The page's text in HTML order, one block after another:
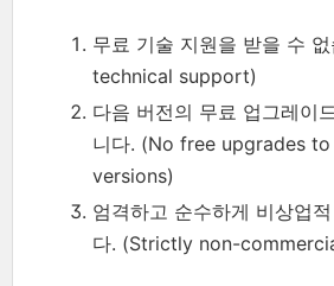
무료 기술 지원을 받을 수
technical support)
다음 버전의 무료 업그레이
니다. (No free upgrades
versions)
엄격하고 순수하게 비상업
다. (Strictly non-